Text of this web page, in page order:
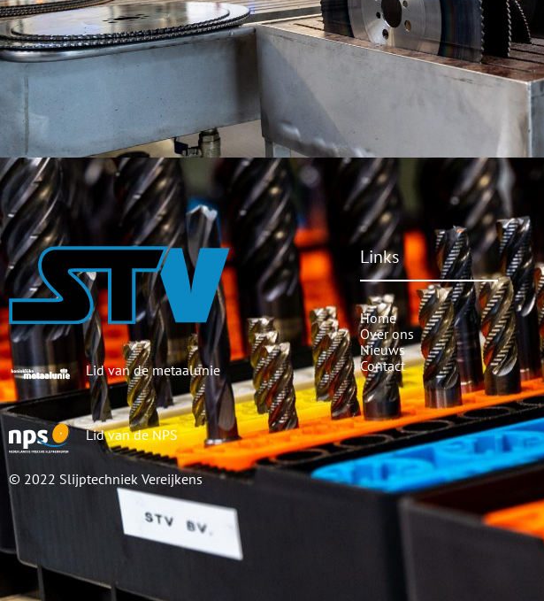
Lid van de metaalunie
Lid van de NPS
© 2022 Slijptechniek Vereijkens
Links
Home
Over ons
Nieuws
Contact